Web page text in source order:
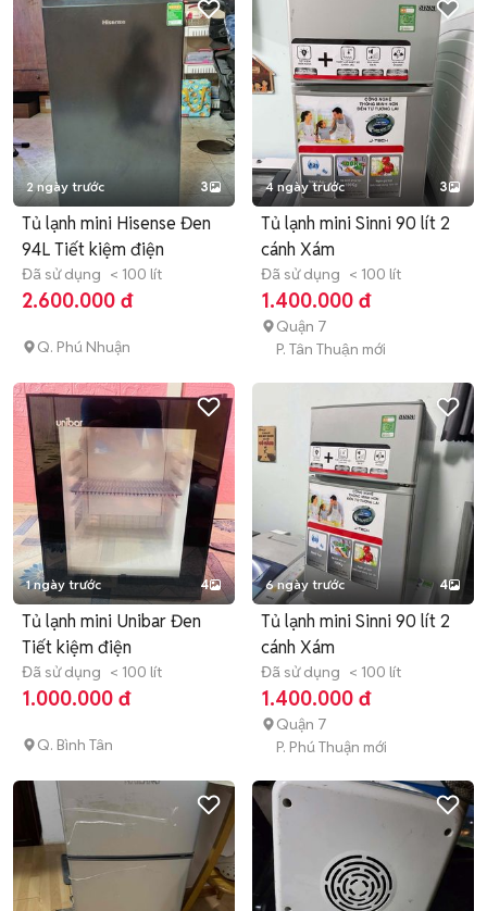
2 ngày trước 3
Tủ lạnh mini Hisense Đen
94L Tiết kiệm điện
Đã sử dụng < 100 lít
2.600.000 đ
Q. Phú Nhuận
4 ngày trước 3
Tủ lạnh mini Sinni 90 lít 2
cánh Xám
Đã sử dụng < 100 lít
1.400.000 đ
Quận 7
P. Tân Thuận mới
1 ngày trước 4
Tủ lạnh mini Unibar Đen
Tiết kiệm điện
Đã sử dụng < 100 lít
1.000.000 đ
Q. Bình Tân
6 ngày trước 4
Tủ lạnh mini Sinni 90 lít 2
cánh Xám
Đã sử dụng < 100 lít
1.400.000 đ
Quận 7
P. Phú Thuận mới